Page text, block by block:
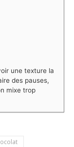
une texture la
des pauses,
mixe trop